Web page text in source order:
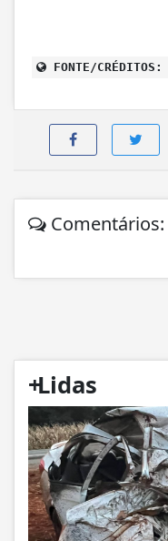
FONTE/CRÉDITOS:
Comentários:
+
Lidas